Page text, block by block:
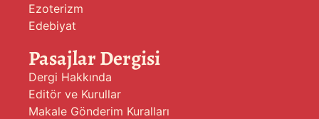
Ezoterizm
Edebiyat
Pasajlar Dergisi
Dergi Hakkında
Editör ve Kurullar
Makale Gönderim Kuralları